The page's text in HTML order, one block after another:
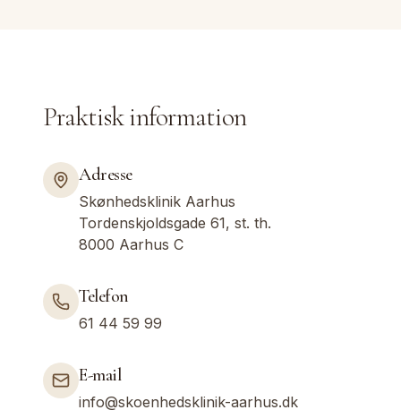
Praktisk information
Adresse
Skønhedsklinik Aarhus
Tordenskjoldsgade 61, st. th.
8000 Aarhus C
Telefon
61 44 59 99
E-mail
info@skoenhedsklinik-aarhus.dk